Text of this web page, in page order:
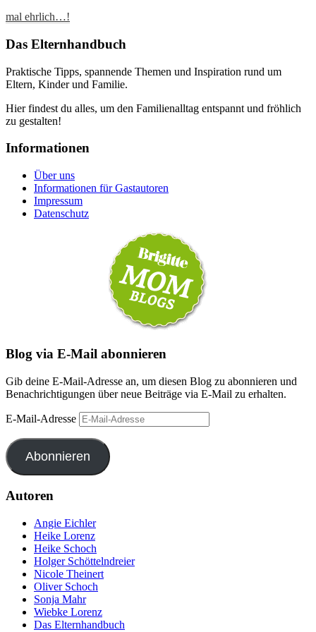
mal ehrlich…!
Das Elternhandbuch
Praktische Tipps, spannende Themen und Inspiration rund um
Eltern, Kinder und Familie.
Hier findest du alles, um den Familienalltag entspannt und fröhlich
zu gestalten!
Informationen
Über uns
Informationen für Gastautoren
Impressum
Datenschutz
Blog via E-Mail abonnieren
Gib deine E-Mail-Adresse an, um diesen Blog zu abonnieren und
Benachrichtigungen über neue Beiträge via E-Mail zu erhalten.
E-Mail-Adresse
Abonnieren
Autoren
Angie Eichler
Heike Lorenz
Heike Schoch
Holger Schöttelndreier
Nicole Theinert
Oliver Schoch
Sonja Mahr
Wiebke Lorenz
Das Elternhandbuch